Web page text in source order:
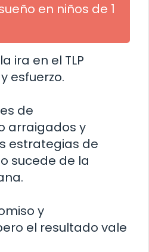
en niños de 1
ira en el TLP
esfuerzo.
de
arraigados y
estrategias de
sucede de la
y
el resultado vale